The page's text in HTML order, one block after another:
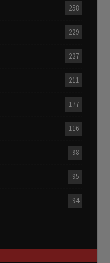
258
229
227
211
177
116
98
95
94